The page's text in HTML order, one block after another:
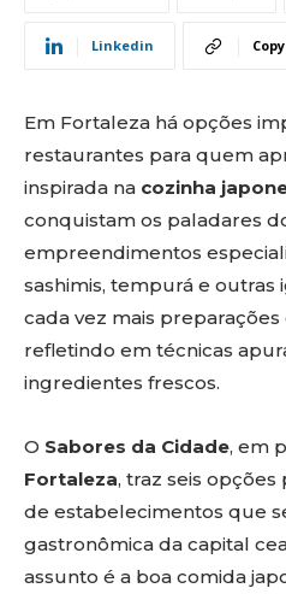
Linkedin
Em Fortaleza há opções
restaurantes para quem
inspirada na cozinha
conquistam os paladares
empreendimentos
sashimis, tempurá e
cada vez mais
refletindo em técnicas
ingredientes frescos.
O Sabores da Cidade, em
Fortaleza, traz seis opções
de estabelecimentos que
gastronômica da capital
assunto é a boa comida